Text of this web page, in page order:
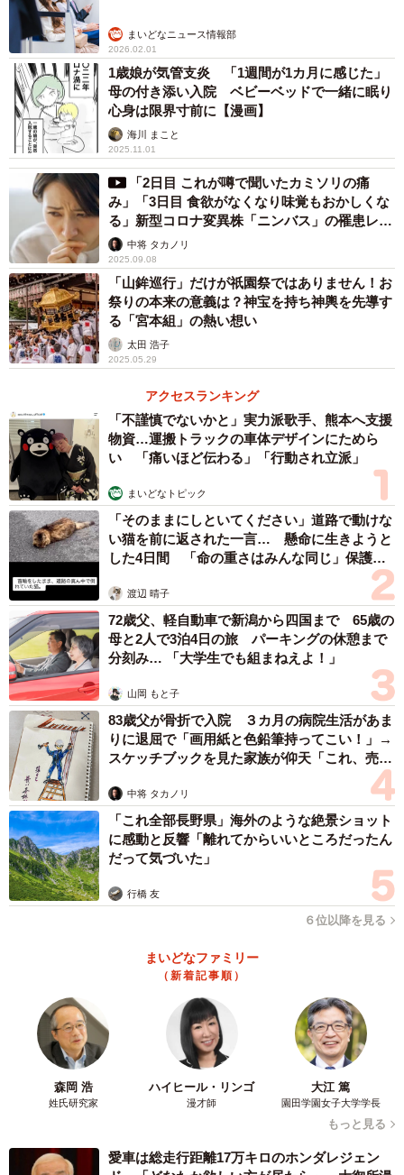
— 亀井堂総本店【公式】🐢✨ (@kameidosohonten)
2020
そこで、ちょうどネット上で流行っていた「アマビエチ
ャレンジ」に乗っかりアマビエと「#ステイホーム」のオリ
ジナル焼き印を作り、売り上げの一部を子どもたちのため
の「BE KOBEミライプロジェクト」の一環として同財団に
寄付することに。同15日からは、アマビエと「＃コロナに
負けるな」に変えて販売したところ、「元気が出る」「頑
張ろう！というと重いけど、これならちょっとした場面で
貰っても嬉しい」と反響を呼び、6月に入っても売り上げ好
調といいます。
亀井堂総本店は、25年前の阪神・淡路大震災の際も店が
被災。しばらく営業できず、店にあった商品を無償で配
り、卵をゆで卵にして避難所に配ったといいます。それで
も「当時、被災していたのは神戸や阪神間だけ。大阪や全
国の取引先やお客様が助けて下さった」と松井さん。「で
も今回は全国、全世界が“被災者”。ただ利益のためだけとは
考えられなかった。買って下さるお客様と一緒に何とか苦
境を乗り越え、大切なお金を地域や子どもたちのために役
立てられたら」と話してくれました。
3/3
アマビエと＃コロナに負けるな！の焼き印が入った瓦せんべい
アマビエ＆コロナに負けるな瓦せんべいは、ネットショ
円。4、6、8、10袋セットもある。
■公式オンラインショップ https://kameido.shop/?
category_id=5d3ff5fc4c80644e718eb4e9
まいどなニュース情報部
2026.02.01
1歳娘が気管支炎 「1週間が1カ月に感じた」
母の付き添い入院 ベビーベッドで一緒に眠り
心身は限界寸前に【漫画】
海川 まこと
2025.11.01
「2日目 これが噂で聞いたカミソリの痛
み」「3日目 食欲がなくなり味覚もおかしくな
る」新型コロナ変異株「ニンバス」の罹患レポ
ートが話題
中将 タカノリ
2025.09.08
「山鉾巡行」だけが祇園祭ではありません！お
祭りの本来の意義は？神宝を持ち神輿を先導す
る「宮本組」の熱い想い
太田 浩子
2025.05.29
アクセスランキング
「不謹慎でないかと」実力派歌手、熊本へ支援
物資…運搬トラックの車体デザインにためら
い 「痛いほど伝わる」「行動され立派」
まいどなトピック
「そのままにしといてください」道路で動けな
い猫を前に返された一言… 懸命に生きようと
した4日間 「命の重さはみんな同じ」保護団
渡辺 晴子
72歳父、軽自動車で新潟から四国まで 65歳の
母と2人で3泊4日の旅 パーキングの休憩まで
分刻み… 「大学生でも組まねえよ！」
山岡 もと子
83歳父が骨折で入院 ３カ月の病院生活があま
りに退屈で「画用紙と色鉛筆持ってこい！」→
スケッチブックを見た家族が仰天「これ、売れ
中将 タカノリ
「これ全部長野県」海外のような絶景ショット
に感動と反響「離れてからいいところだったん
だって気づいた」
行橋 友
６位以降を見る
まいどなファミリー
（新着記事順）
森岡 浩
姓氏研究家
ハイヒール・リンゴ
漫才師
大江 篤
園田学園女子大学学長
もっと見る
愛車は総走行距離17万キロのホンダレジェン